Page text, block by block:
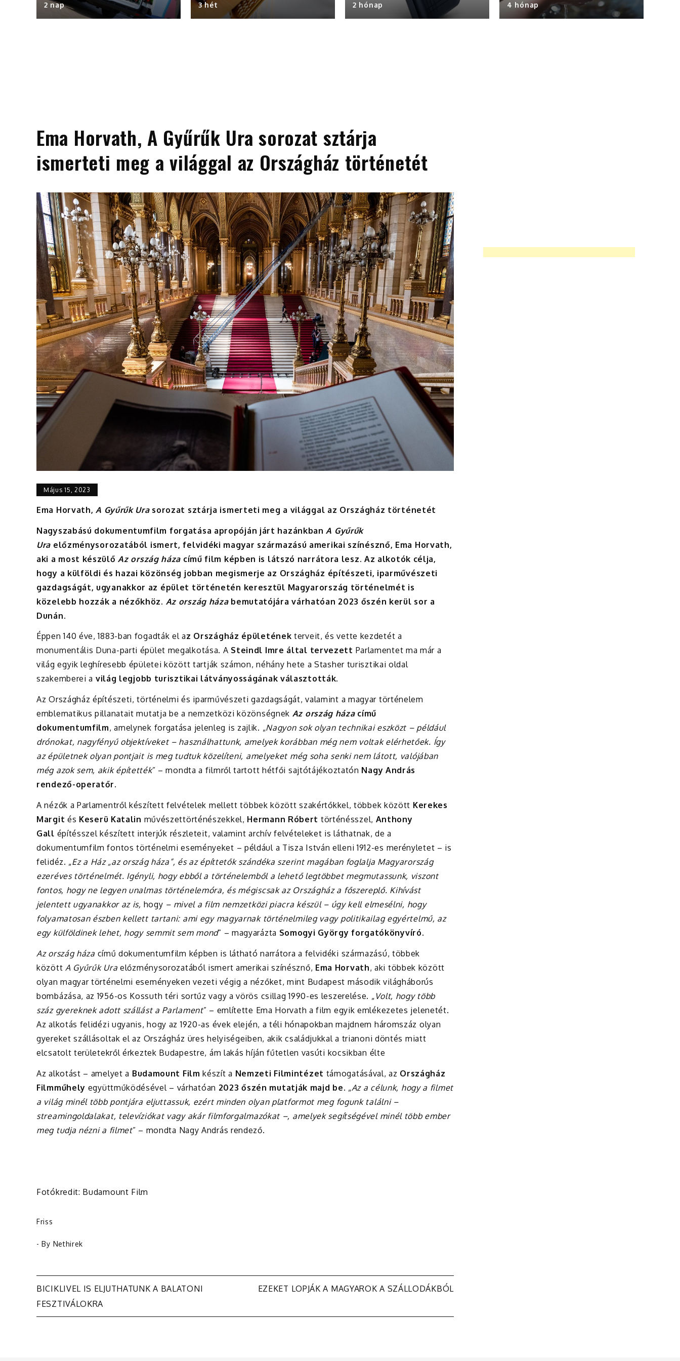
2 nap 3 hét 2 hónap 4 hónap
Ema Horvath, A Gyűrűk Ura sorozat sztárja
ismerteti meg a világgal az Országház történetét
Május 15, 2023
Ema Horvath,A Gyűrűk Urasorozat sztárja ismerteti meg a világgal az Országház történetét
Nagyszabású dokumentumfilm forgatása apropóján járt hazánkbanA Gyűrűk
Ura előzménysorozatából ismert, felvidéki magyar származású amerikai színésznő, Ema Horvath,
aki a most készülőAz ország háza című film képben is látszó narrátora lesz. Az alkotók célja,
hogy a külföldi és hazai közönség jobban megismerje az Országház építészeti, iparművészeti
gazdagságát, ugyanakkor az épület történetén keresztül Magyarország történelmét is
közelebb hozzák a nézőkhöz. Az ország házabemutatójára várhatóan 2023 őszén kerül sor a
Dunán.
Éppen 140 éve, 1883-ban fogadták el az Országház épületének terveit, és vette kezdetét a
monumentális Duna-parti épület megalkotása. A Steindl Imre által tervezett Parlamentet ma már a
világ egyik leghíresebb épületei között tartják számon, néhány hete a Stasher turisztikai oldal
szakemberei a világ legjobb turisztikai látványosságának választották.
Az Országház építészeti, történelmi és iparművészeti gazdagságát, valamint a magyar történelem
emblematikus pillanatait mutatja be a nemzetközi közönségnek Az ország háza című
dokumentumfilm, amelynek forgatása jelenleg is zajlik. „Nagyon sok olyan technikai eszközt – például
drónokat, nagyfényű objektíveket – használhattunk, amelyek korábban még nem voltak elérhetőek. Így
az épületnek olyan pontjait is meg tudtuk közelíteni, amelyeket még soha senki nem látott, valójában
még azok sem, akik építették” – mondta a filmről tartott hétfői sajtótájékoztatón Nagy András
rendező-operatőr.
A nézők a Parlamentről készített felvételek mellett többek között szakértőkkel, többek között Kerekes
Margit és Keserü Katalin művészettörténészekkel, Hermann Róbert történésszel, Anthony
Gall építésszel készített interjúk részleteit, valamint archív felvételeket is láthatnak, de a
dokumentumfilm fontos történelmi eseményeket – például a Tisza István elleni 1912-es merényletet – is
felidéz. „Ez a Ház„az ország háza”, és az építtetők szándéka szerint magában foglalja Magyarország
ezeréves történelmét. Igényli, hogy ebből a történelemből a lehető legtöbbet megmutassunk, viszont
fontos, hogy ne legyen unalmas történelemóra, és mégiscsak az Országház a főszereplő. Kihívást
jelentett ugyanakkor az is, hogy – mivel a film nemzetközi piacra készül – úgy kell elmesélni, hogy
folyamatosan észben kellett tartani: ami egy magyarnak történelmileg vagy politikailag egyértelmű, az
egy külföldinek lehet, hogy semmit sem mond” – magyarázta Somogyi György forgatókönyvíró.
Az ország háza című dokumentumfilm képben is látható narrátora a felvidéki származású, többek
között A Gyűrűk Ura előzménysorozatából ismert amerikai színésznő, Ema Horvath, aki többek között
olyan magyar történelmi eseményeken vezeti végig a nézőket, mint Budapest második világháborús
bombázása, az 1956-os Kossuth téri sortűz vagy a vörös csillag 1990-es leszerelése. „ Volt, hogy több
száz gyereknek adott szállást a Parlament” – említette Ema Horvath a film egyik emlékezetes jelenetét.
Az alkotás felidézi ugyanis, hogy az 1920-as évek elején, a téli hónapokban majdnem háromszáz olyan
gyereket szállásoltak el az Országház üres helyiségeiben, akik családjukkal a trianoni döntés miatt
elcsatolt területekről érkeztek Budapestre, ám lakás híján fűtetlen vasúti kocsikban élte
Az alkotást – amelyet a Budamount Film készít a Nemzeti Filmintézet támogatásával, az Országház
Filmműhely együttműködésével – várhatóan 2023 őszén mutatják majd be. „Az a célunk, hogy a filmet
a világ minél több pontjára eljuttassuk, ezért minden olyan platformot meg fogunk találni –
streamingoldalakat, televíziókat vagy akár filmforgalmazókat –, amelyek segítségével minél több ember
meg tudja nézni a filmet” – mondta Nagy András rendező.
Fotókredit: Budamount Film
Friss
- By Nethirek
Bejegyzés
navigáció
BICIKLIVEL IS ELJUTHATUNK A BALATONI
FESZTIVÁLOKRA
EZEKET LOPJÁK A MAGYAROK A SZÁLLODÁKBÓL